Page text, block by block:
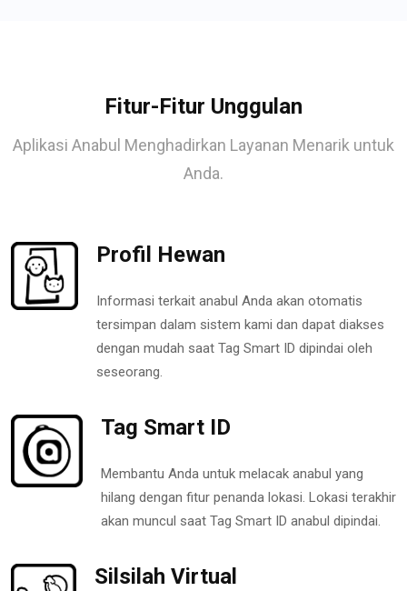
Fitur-Fitur Unggulan
Aplikasi Anabul Menghadirkan Layanan Menarik untuk
Anda.
Profil Hewan
Informasi terkait anabul Anda akan otomatis
tersimpan dalam sistem kami dan dapat diakses
dengan mudah saat Tag Smart ID dipindai oleh
seseorang.
Tag Smart ID
Membantu Anda untuk melacak anabul yang
hilang dengan fitur penanda lokasi. Lokasi terakhir
akan muncul saat Tag Smart ID anabul dipindai.
Silsilah Virtual